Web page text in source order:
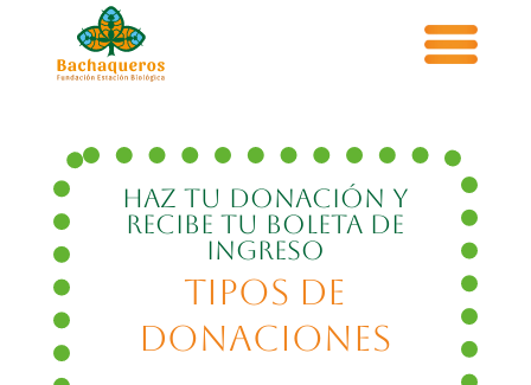
Haz tu donación y
recibe tu boleta de
ingreso
Tipos de
donaciones